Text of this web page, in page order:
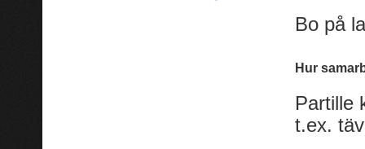
Bo på
Hur
Partille
t.ex.